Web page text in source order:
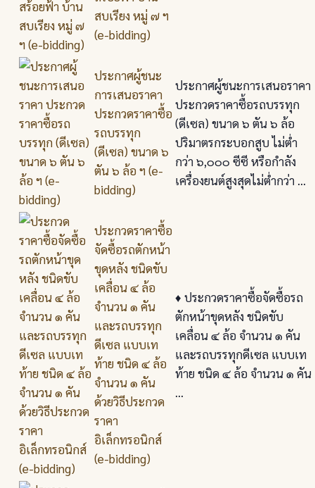
สบเรียง หมู่ ๗ ฯ
(e-bidding)
ประกาศผู้ชนะ
การเสนอราคา
ประกวดราคาซื้อ
รถบรรทุก
(ดีเซล) ขนาด ๖
ตัน ๖ ล้อ ฯ (e-
bidding)
ประกาศผู้ชนะการเสนอราคา
ประกวดราคาซื้อรถบรรทุก
(ดีเซล) ขนาด ๖ ตัน ๖ ล้อ
ปริมาตรกระบอกสูบ ไม่ต่ำ
กว่า ๖,๐๐๐ ซีซี หรือกำลัง
เครื่องยนต์สูงสุดไม่ต่ำกว่า ...
ประกวดราคาซื้อ
จัดซื้อรถตักหน้า
ขุดหลัง ชนิดขับ
เคลื่อน ๔ ล้อ
จำนวน ๑ คัน
และรถบรรทุก
ดีเซล แบบเท
ท้าย ชนิด ๔ ล้อ
จำนวน ๑ คัน
ด้วยวิธีประกวด
ราคา
อิเล็กทรอนิกส์
(e-bidding)
♦️ ประกวดราคาซื้อจัดซื้อรถ
ตักหน้าขุดหลัง ชนิดขับ
เคลื่อน ๔ ล้อ จำนวน ๑ คัน
และรถบรรทุกดีเซล แบบเท
ท้าย ชนิด ๔ ล้อ จำนวน ๑ คัน
...